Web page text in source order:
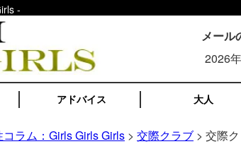
-
メール
2026
アドバイス 大人
コラム：Girls Girls Girls > 交際クラブ > 交際ク